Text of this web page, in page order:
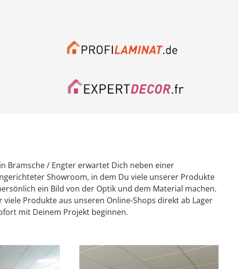
Bramsche / Engter erwartet Dich neben einer
Showroom, in dem Du viele unserer Produkte
ein Bild von der Optik und dem Material machen.
Produkte aus unseren Online-Shops direkt ab Lager
mit Deinem Projekt beginnen.